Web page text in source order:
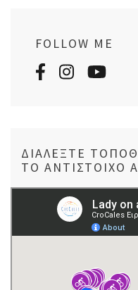
FOLLOW ME
ΔΙΑΛΈΞΤΕ
ΤΟ ΑΝΤΊΣΤΟΙΧΟ